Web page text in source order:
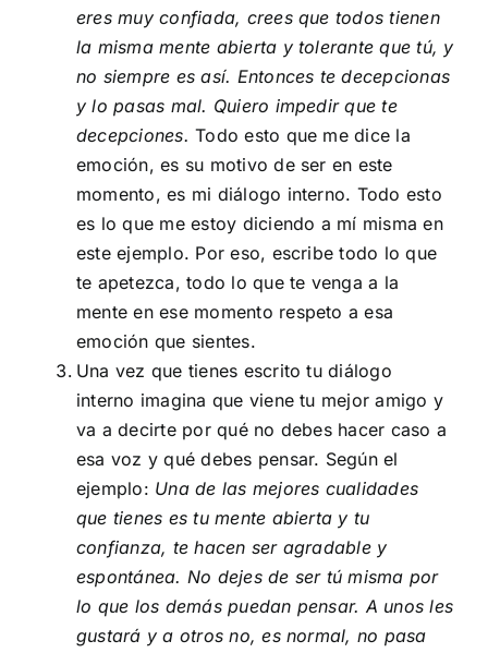
eres muy confiada, crees que todos tienen
la misma mente abierta y tolerante que tú, y
no siempre es así. Entonces te decepcionas
y lo pasas mal. Quiero impedir que te
decepciones. Todo esto que me dice la
emoción, es su motivo de ser en este
momento, es mi diálogo interno. Todo esto
es lo que me estoy diciendo a mí misma en
este ejemplo. Por eso, escribe todo lo que
te apetezca, todo lo que te venga a la
mente en ese momento respeto a esa
emoción que sientes.
Una vez que tienes escrito tu diálogo
interno imagina que viene tu mejor amigo y
va a decirte por qué no debes hacer caso a
esa voz y qué debes pensar. Según el
ejemplo: Una de las mejores cualidades
que tienes es tu mente abierta y tu
confianza, te hacen ser agradable y
espontánea. No dejes de ser tú misma por
lo que los demás puedan pensar. A unos les
gustará y a otros no, es normal, no pasa